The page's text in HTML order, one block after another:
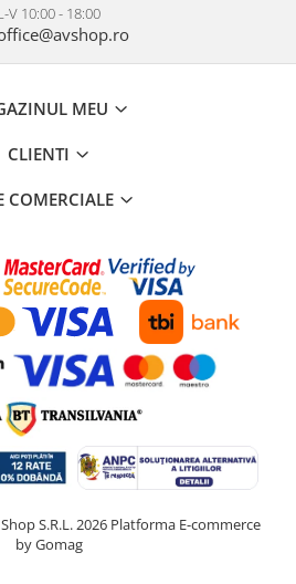
V 10:00 - 18:00
MEU
CLIENTI
COMERCIALE
S.R.L. 2026 Platforma E-commerce
by Gomag